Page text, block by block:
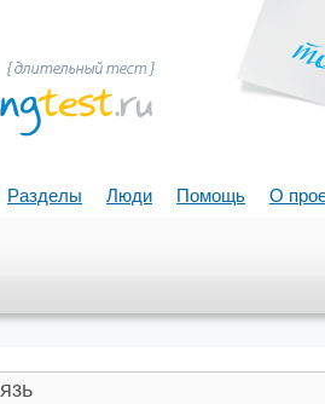
Разделы Люди Помощь О